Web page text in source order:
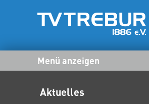
Menü anzeigen
Aktuelles